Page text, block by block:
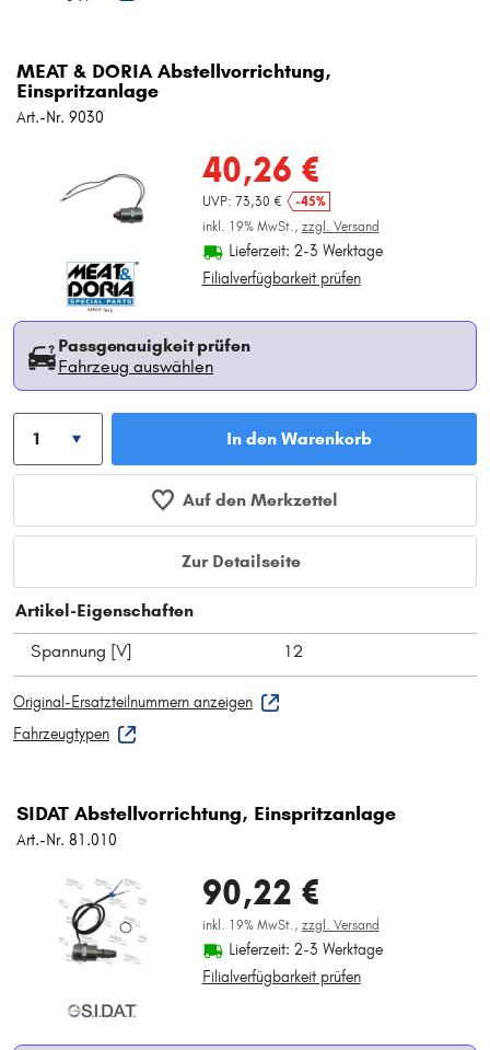
MEAT & DORIA Abstellvorrichtung,
Einspritzanlage
Art.-Nr. 9030
40,26 €
UVP: 73,30 €
-45%
inkl. 19% MwSt., zzgl. Versand
Lieferzeit: 2-3 Werktage
Filialverfügbarkeit prüfen
Passgenauigkeit prüfen
Fahrzeug auswählen
In den Warenkorb
Auf den Merkzettel
Zur Detailseite
Artikel-Eigenschaften
Spannung [V]
12
Original-Ersatzteilnummern anzeigen
Fahrzeugtypen
SIDAT Abstellvorrichtung, Einspritzanlage
Art.-Nr. 81.010
90,22 €
inkl. 19% MwSt., zzgl. Versand
Lieferzeit: 2-3 Werktage
Filialverfügbarkeit prüfen